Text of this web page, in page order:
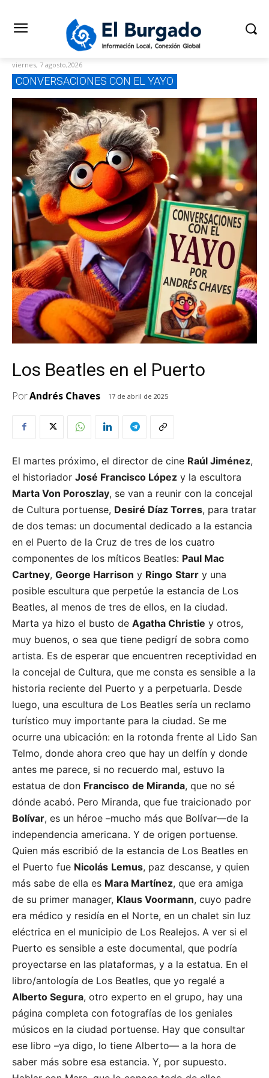
viernes, 7 agosto,2026
CONVERSACIONES CON EL YAYO
Los Beatles en el Puerto
PorAndrés Chaves 17 de abril de 2025
El martes próximo, el director de cine Raúl Jiménez,
el historiador José Francisco López y la escultora
Marta Von Poroszlay, se van a reunir con la concejal
de Cultura portuense, Desiré Díaz Torres, para tratar
de dos temas: un documental dedicado a la estancia
en el Puerto de la Cruz de tres de los cuatro
componentes de los míticos Beatles: Paul Mac
Cartney, George Harrison y Ringo Starr y una
posible escultura que perpetúe la estancia de Los
Beatles, al menos de tres de ellos, en la ciudad.
Marta ya hizo el busto de Agatha Christie y otros,
muy buenos, o sea que tiene pedigrí de sobra como
artista. Es de esperar que encuentren receptividad en
la concejal de Cultura, que me consta es sensible a la
historia reciente del Puerto y a perpetuarla. Desde
luego, una escultura de Los Beatles sería un reclamo
turístico muy importante para la ciudad. Se me
ocurre una ubicación: en la rotonda frente al Lido San
Telmo, donde ahora creo que hay un delfín y donde
antes me parece, si no recuerdo mal, estuvo la
estatua de don Francisco de Miranda, que no sé
dónde acabó. Pero Miranda, que fue traicionado por
Bolívar, es un héroe –mucho más que Bolívar—de la
independencia americana. Y de origen portuense.
Quien más escribió de la estancia de Los Beatles en
el Puerto fue Nicolás Lemus, paz descanse, y quien
más sabe de ella es Mara Martínez, que era amiga
de su primer manager, Klaus Voormann, cuyo padre
era médico y residía en el Norte, en un chalet sin luz
eléctrica en el municipio de Los Realejos. A ver si el
Puerto es sensible a este documental, que podría
proyectarse en las plataformas, y a la estatua. En el
libro/antología de Los Beatles, que yo regalé a
Alberto Segura, otro experto en el grupo, hay una
página completa con fotografías de los geniales
músicos en la ciudad portuense. Hay que consultar
ese libro –ya digo, lo tiene Alberto— a la hora de
saber más sobre esa estancia. Y, por supuesto.